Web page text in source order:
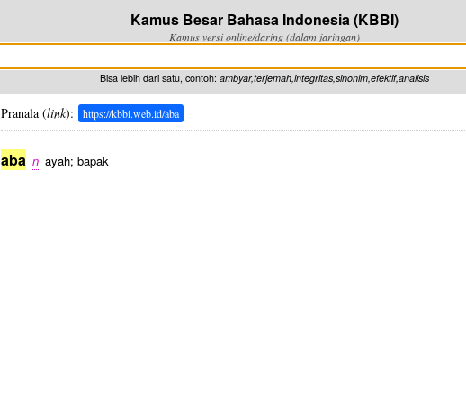
Kamus Besar Bahasa Indonesia (KBBI)
Kamus versi online/daring (dalam jaringan)
Bisa lebih dari satu, contoh: ambyar,terjemah,integritas,sinonim,efektif,analisis
Pranala (link): https://kbbi.web.id/aba
aba n ayah; bapak